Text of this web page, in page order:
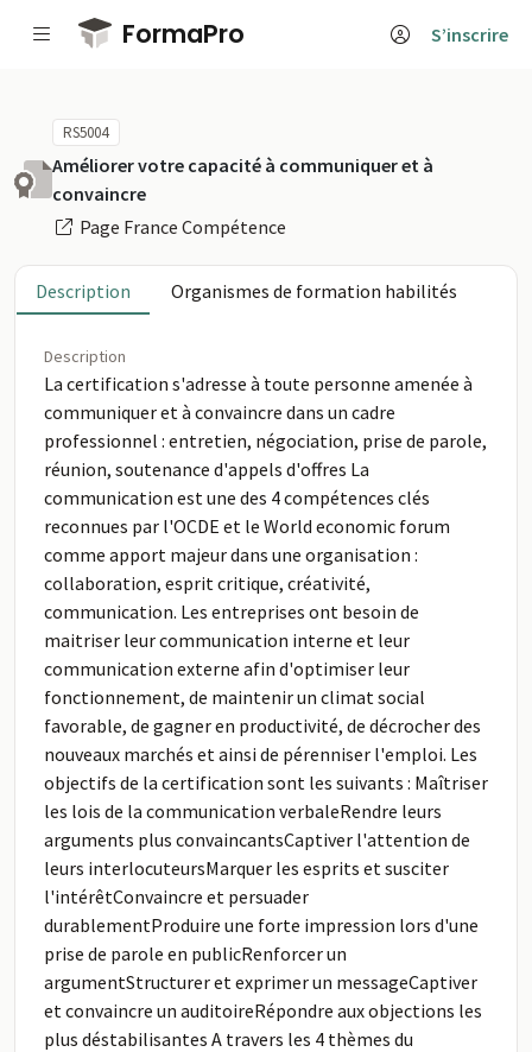
Passer au contenu principal
FormaPro S’inscrire
RS5004
Améliorer votre capacité à communiquer et à
convaincre
Page France Compétence
Description Organismes de formation habilités
Description
La certification s'adresse à toute personne amenée à
communiquer et à convaincre dans un cadre
professionnel : entretien, négociation, prise de parole,
réunion, soutenance d'appels d'offres La
communication est une des 4 compétences clés
reconnues par l'OCDE et le World economic forum
comme apport majeur dans une organisation :
collaboration, esprit critique, créativité,
communication. Les entreprises ont besoin de
maitriser leur communication interne et leur
communication externe afin d'optimiser leur
fonctionnement, de maintenir un climat social
favorable, de gagner en productivité, de décrocher des
nouveaux marchés et ainsi de pérenniser l'emploi. Les
objectifs de la certification sont les suivants : Maîtriser
les lois de la communication verbaleRendre leurs
arguments plus convaincantsCaptiver l'attention de
leurs interlocuteursMarquer les esprits et susciter
l'intérêtConvaincre et persuader
durablementProduire une forte impression lors d'une
prise de parole en publicRenforcer un
argumentStructurer et exprimer un messageCaptiver
et convaincre un auditoireRépondre aux objections les
plus déstabilisantes A travers les 4 thèmes du